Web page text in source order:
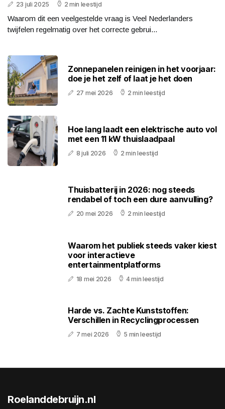
23 juli 2025 2 min leestijd
Waarom dit een veelgestelde vraag is Veel Nederlanders
twijfelen regelmatig over het correcte gebrui...
Zonnepanelen reinigen in het voorjaar:
doe je het zelf of laat je het doen
27 mei 2026 2 min leestijd
Hoe lang laadt een elektrische auto vol
met een 11 kW thuislaadpaal
8 juli 2026 2 min leestijd
Thuisbatterij in 2026: nog steeds
rendabel of toch een dure aanvulling?
20 mei 2026 2 min leestijd
Waarom het publiek steeds vaker kiest
voor interactieve
entertainmentplatforms
18 mei 2026 4 min leestijd
Harde vs. Zachte Kunststoffen:
Verschillen in Recyclingprocessen
7 mei 2026 5 min leestijd
Roelanddebruijn.nl